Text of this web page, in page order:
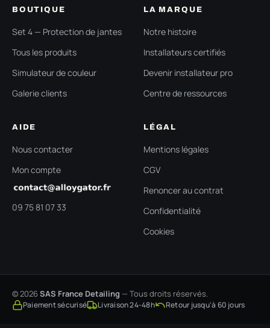
BOUTIQUE
Set 4 — Protection de jantes
Tous les produits
Simulateur de couleur
Galerie clients
LA MARQUE
Notre histoire
Installateurs certifiés
Devenir installateur pro
Centre de ressources
AIDE
Nous contacter
Mon compte
09 75 81 07 33
LÉGAL
Mentions légales
CGV
Renoncer au contrat
Confidentialité
Cookies
© 2026SAS France Detailing — Tous droits réservés.
Paiement sécurisé Livraison 24-48h Retour jusqu'à 60 jours